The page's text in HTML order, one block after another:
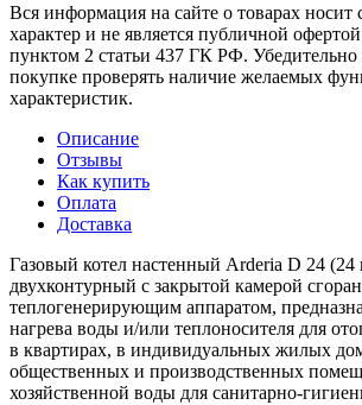
Вся информация на сайте о товарах носит
характер и не является публичной
пунктом 2 статьи 437 ГК РФ.
покупке проверять наличие желаемых
характеристик.
Описание
Отзывы
Как купить
Оплата
Доставка
Газовый котел настенный Arderia D 24 (24
двухконтурный с закрытой камерой
теплогенерирующим аппаратом,
нагрева воды и/или теплоносителя для
в квартирах, в индивидуальных жилых
общественных и производственных
хозяйственной воды для санитарно-